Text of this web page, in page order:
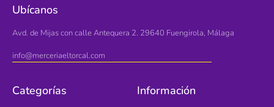
Ubícanos
Avd. de Mijas con calle Antequera 2. 29640 Fuengirola, Málaga
info@merceriaeltorcal.com
Categorías Información